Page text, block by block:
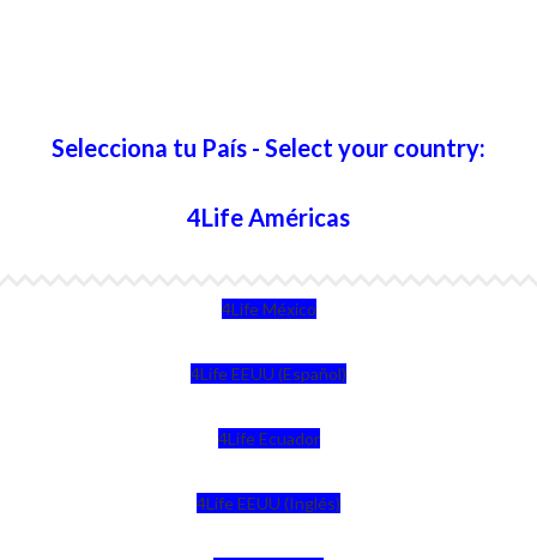
Selecciona tu País - Select your country:
4Life Américas
4Life México
4Life EEUU (Español)
4Life Ecuador
4Life EEUU (Inglés)